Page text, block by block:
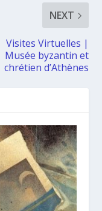
NEXT
Visites Virtuelles |
Musée byzantin et
chrétien d’Athènes